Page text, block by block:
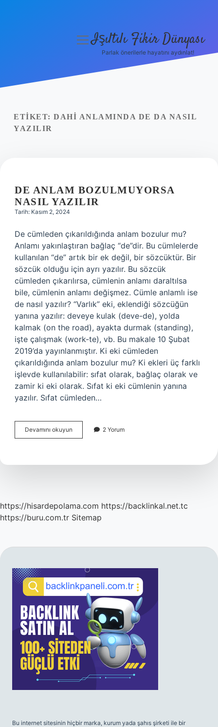
Yasal Uyarı
menüyüIşıltılı Fikir Dünyası
Parlak önerilerle hayatını aydınlat!
ETIKET: DAHI ANLAMINDA DE DA NASIL
YAZILIR
DE ANLAM BOZULMUYORSA
NASIL YAZILIR
Tarih: Kasım 2, 2024
De cümleden çıkarıldığında anlam bozulur mu?
Anlamı yakınlaştıran bağlaç “de”dir. Bu cümlelerde
kullanılan “de” artık bir ek değil, bir sözcüktür. Bir
sözcük olduğu için ayrı yazılır. Bu sözcük
cümleden çıkarılırsa, cümlenin anlamı daraltılsa
bile, cümlenin anlamı değişmez. Cümle anlamlı ise
de nasıl yazılır? “Varlık” eki, eklendiği sözcüğün
yanına yazılır: deveye kulak (deve-de), yolda
kalmak (on the road), ayakta durmak (standing),
işte çalışmak (work-te), vb. Bu makale 10 Şubat
2019’da yayınlanmıştır. Ki eki cümleden
çıkarıldığında anlam bozulur mu? Ki ekleri üç farklı
işlevde kullanılabilir: sıfat olarak, bağlaç olarak ve
zamir ki eki olarak. Sıfat ki eki cümlenin yanına
yazılır. Sıfat cümleden…
Devamını okuyun
Anlam
Yazılır
2 Yorum
https://hisardepolama.com https://backlinkal.net.tc
https://buru.com.tr Sitemap
SIDEBAR
Bu internet sitesinin hiçbir marka, kurum yada şahıs şirketi ile bir